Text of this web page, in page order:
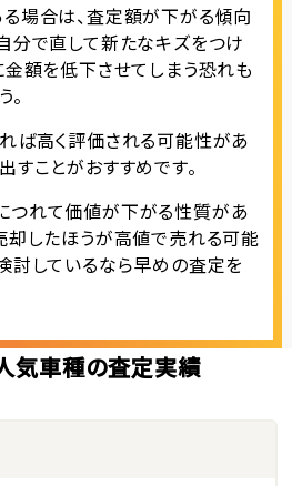
場合は、査定額が下がる傾向
分で直して新たなキズをつけ
金額を低下させてしまう恐れも
ば高く評価される可能性があ
すことがおすすめです。
つれて価値が下がる性質があ
却したほうが高値で売れる可能
討しているなら早めの査定を
気車種の査定実績